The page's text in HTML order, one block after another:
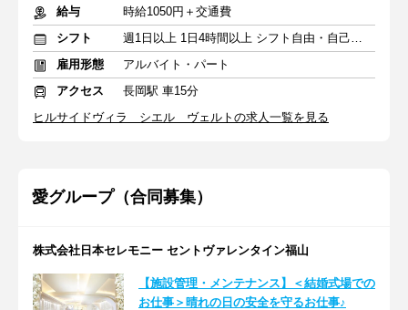
給与
時給1050円＋交通費
シフト
週1日以上 1日4時間以上 シフト自由・自己申告
雇用形態
アルバイト・パート
アクセス
長岡駅 車15分
ヒルサイドヴィラ シエル ヴェルトの求人一覧を見る
愛グループ（合同募集）
株式会社日本セレモニー セントヴァレンタイン福山
【施設管理・メンテナンス】＜結婚式場での
お仕事＞晴れの日の安全を守るお仕事♪